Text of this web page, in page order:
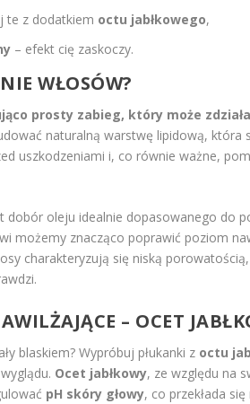
te z dodatkiem octu jabłkowego,
– efekt cię zaskoczy.
WŁOSÓW?
prosty zabieg, który może
naturalną warstwę lipidową, która
uszkodzeniami i, co równie ważne,
dobór oleju idealnie dopasowanego do
możemy znacząco poprawić poziom
charakteryzują się niską
– OCET
blaskiem? Wypróbuj płukanki z octu
Ocet jabłkowy, ze względu na
pH skóry głowy, co przekłada